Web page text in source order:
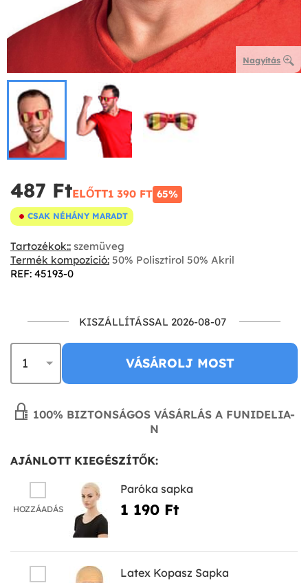
Nagyítás
487 Ft‎ELŐTT1 390 FT‎ 65%
CSAK NÉHÁNY MARADT
Tartozékok:: szemüveg
Termék kompozíció: 50% Polisztirol 50% Akril
REF: 45193-0
KISZÁLLÍTÁSSAL 2026-08-07
VÁSÁROLJ MOST
100% BIZTONSÁGOS VÁSÁRLÁS A FUNIDELIA-
N
AJÁNLOTT KIEGÉSZÍTŐK:
HOZZÁADÁS
Paróka sapka
1 190 Ft‎
Latex Kopasz Sapka